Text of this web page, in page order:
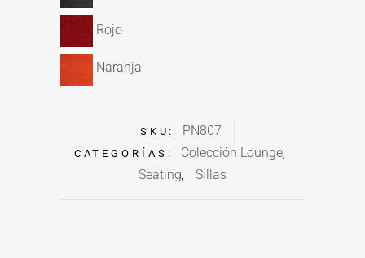
Rojo
Naranja
SKU: PN807
CATEGORÍAS: Colección Lounge,
Seating, Sillas